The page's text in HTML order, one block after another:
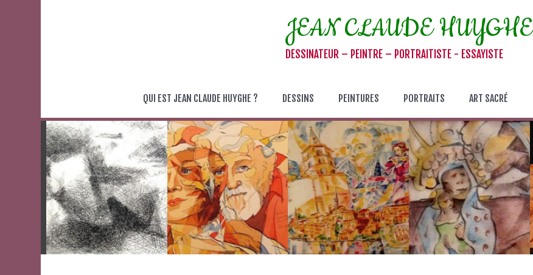
JEAN CLAUDE HUYGHE
DESSINATEUR – PEINTRE – PORTRAITISTE - ESSAYISTE
QUI EST JEAN CLAUDE HUYGHE ? DESSINS PEINTURES PORTRAITS ART SACRÉ